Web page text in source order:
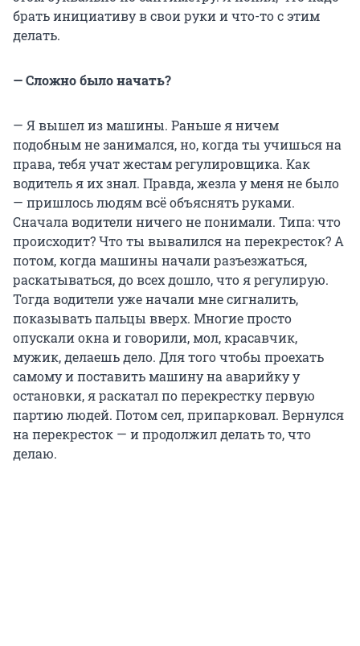
брать инициативу в свои руки и что-то с этим
делать.
— Сложно было начать?
— Я вышел из машины. Раньше я ничем
подобным не занимался, но, когда ты учишься на
права, тебя учат жестам регулировщика. Как
водитель я их знал. Правда, жезла у меня не было
— пришлось людям всё объяснять руками.
Сначала водители ничего не понимали. Типа: что
происходит? Что ты вывалился на перекресток? А
потом, когда машины начали разъезжаться,
раскатываться, до всех дошло, что я регулирую.
Тогда водители уже начали мне сигналить,
показывать пальцы вверх. Многие просто
опускали окна и говорили, мол, красавчик,
мужик, делаешь дело. Для того чтобы проехать
самому и поставить машину на аварийку у
остановки, я раскатал по перекрестку первую
партию людей. Потом сел, припарковал. Вернулся
на перекресток — и продолжил делать то, что
делаю.